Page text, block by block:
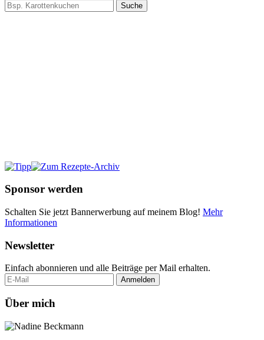
Suche
Sponsor werden
Schalten Sie jetzt Bannerwerbung auf meinem Blog! Mehr
Informationen
Newsletter
Einfach abonnieren und alle Beiträge per Mail erhalten.
Über mich